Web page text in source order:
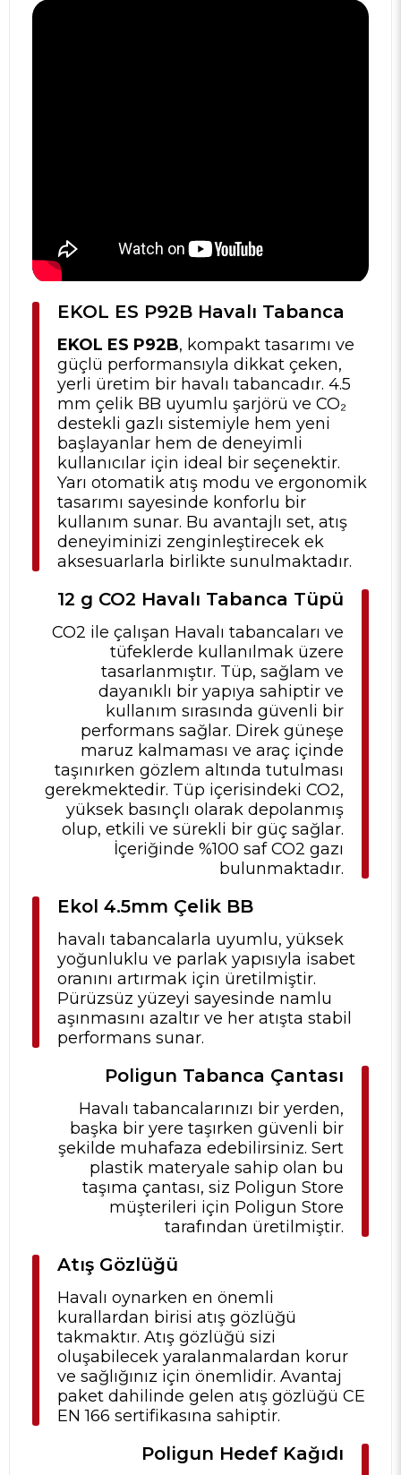
EKOL ES P92B Havalı Tabanca
EKOL ES P92B, kompakt tasarımı ve
güçlü performansıyla dikkat çeken,
yerli üretim bir havalı tabancadır. 4.5
mm çelik BB uyumlu şarjörü ve CO₂
destekli gazlı sistemiyle hem yeni
başlayanlar hem de deneyimli
kullanıcılar için ideal bir seçenektir.
Yarı otomatik atış modu ve ergonomik
tasarımı sayesinde konforlu bir
kullanım sunar. Bu avantajlı set, atış
deneyiminizi zenginleştirecek ek
aksesuarlarla birlikte sunulmaktadır.​
12 g CO2 Havalı Tabanca Tüpü
CO2 ile çalışan Havalı tabancaları ve
tüfeklerde kullanılmak üzere
tasarlanmıştır. Tüp, sağlam ve
dayanıklı bir yapıya sahiptir ve
kullanım sırasında güvenli bir
performans sağlar. Direk güneşe
maruz kalmaması ve araç içinde
taşınırken gözlem altında tutulması
gerekmektedir. Tüp içerisindeki CO2,
yüksek basınçlı olarak depolanmış
olup, etkili ve sürekli bir güç sağlar.
İçeriğinde %100 saf CO2 gazı
bulunmaktadır.
Ekol 4.5mm Çelik BB
havalı tabancalarla uyumlu, yüksek
yoğunluklu ve parlak yapısıyla isabet
oranını artırmak için üretilmiştir.
Pürüzsüz yüzeyi sayesinde namlu
aşınmasını azaltır ve her atışta stabil
performans sunar.
Poligun Tabanca Çantası
Havalı tabancalarınızı bir yerden,
başka bir yere taşırken güvenli bir
şekilde muhafaza edebilirsiniz. Sert
plastik materyale sahip olan bu
taşıma çantası, siz Poligun Store
müşterileri için Poligun Store
tarafından üretilmiştir.
Atış Gözlüğü
Havalı oynarken en önemli
kurallardan birisi atış gözlüğü
takmaktır. Atış gözlüğü sizi
oluşabilecek yaralanmalardan korur
ve sağlığınız için önemlidir. Avantaj
paket dahilinde gelen atış gözlüğü CE
EN 166 sertifikasına sahiptir.
Poligun Hedef Kağıdı